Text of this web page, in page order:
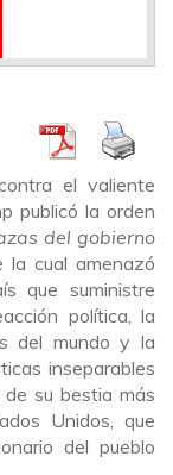
el valiente
publicó la orden
del gobierno
la cual amenazó
que suministre
política, la
del mundo y la
inseparables
de su bestia más
Unidos, que
del pueblo